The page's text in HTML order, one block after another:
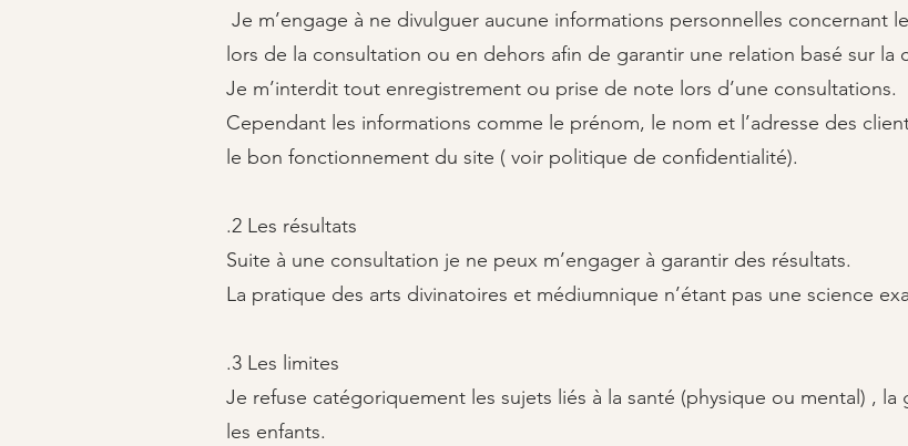
Je m’engage à ne divulguer aucune informations personnelles concernant
lors de la consultation ou en dehors afin de garantir une relation basé sur la
Je m’interdit tout enregistrement ou prise de note lors d’une consultations.
Cependant les informations comme le prénom, le nom et l’adresse des
le bon fonctionnement du site ( voir politique de confidentialité).
.2 Les résultats
Suite à une consultation je ne peux m’engager à garantir des résultats.
La pratique des arts divinatoires et médiumnique n’étant pas une science
.3 Les limites
Je refuse catégoriquement les sujets liés à la santé (physique ou mental) , la
les enfants.